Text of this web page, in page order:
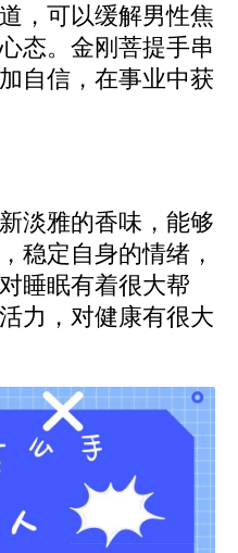
，可以缓解男性焦
态。金刚菩提手串
自信，在事业中获
淡雅的香味，能够
稳定自身的情绪，
睡眠有着很大帮
力，对健康有很大